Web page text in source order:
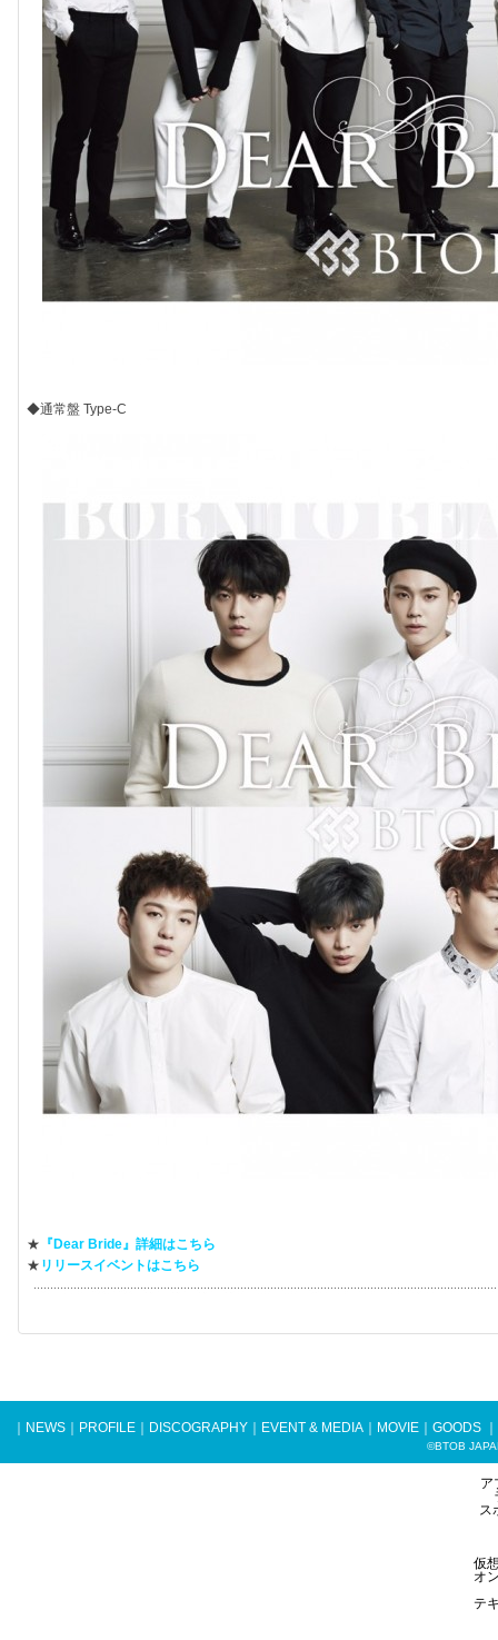
◆通常盤 Type-C
★ 『Dear Bride』詳細はこちら
★ リリースイベントはこちら
NEWS PROFILE DISCOGRAPHY EVENT & MEDIA MOVIE GOODS
©BTOB
ア
ス
仮
オ
テ